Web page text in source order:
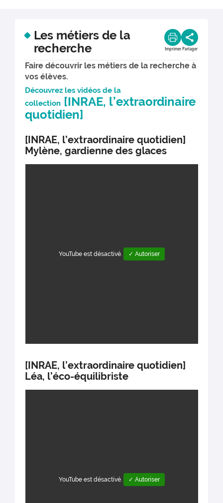
Les métiers de la
recherche
Imprimer Partager
Faire découvrir les métiers de la recherche à
vos élèves.
Découvrez les vidéos de la
collection [INRAE, l’extraordinaire
quotidien]
[INRAE, l’extraordinaire quotidien]
Mylène, gardienne des glaces
YouTube est désactivé. ✓ Autoriser
[INRAE, l’extraordinaire quotidien]
Léa, l’éco-équilibriste
YouTube est désactivé. ✓ Autoriser